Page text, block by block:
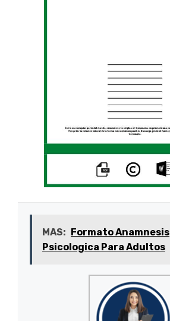
MAS: Formato Anamnesis
Psicologica Para Adultos